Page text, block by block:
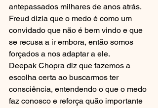
antepassados milhares de anos atrás.
Freud dizia que o medo é como um
convidado que não é bem vindo e que
se recusa a ir embora, então somos
forçados a nos adaptar a ele.
Deepak Chopra diz que fazemos a
escolha certa ao buscarmos ter
consciência, entendendo o que o medo
faz conosco e reforça quão importante